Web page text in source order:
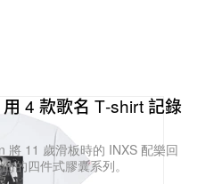
4 款歌名 T‑shirt 記錄
將 11 歲滑板時的 INXS 配樂回
的四件式膠囊系列。